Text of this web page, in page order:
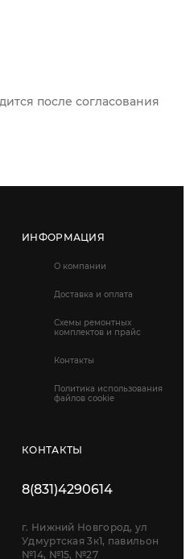
после согласования
ИНФОРМАЦИЯ
О компании
Доставка и оплата
Схемы ремонтных
комплектов и прайс
Контакты
Политика использования
файлов cookie
КОНТАКТЫ
8(831)4290614
г. Нижний Новгород, ул
Удмуртская 3к1, павильон
№14, №15, №27